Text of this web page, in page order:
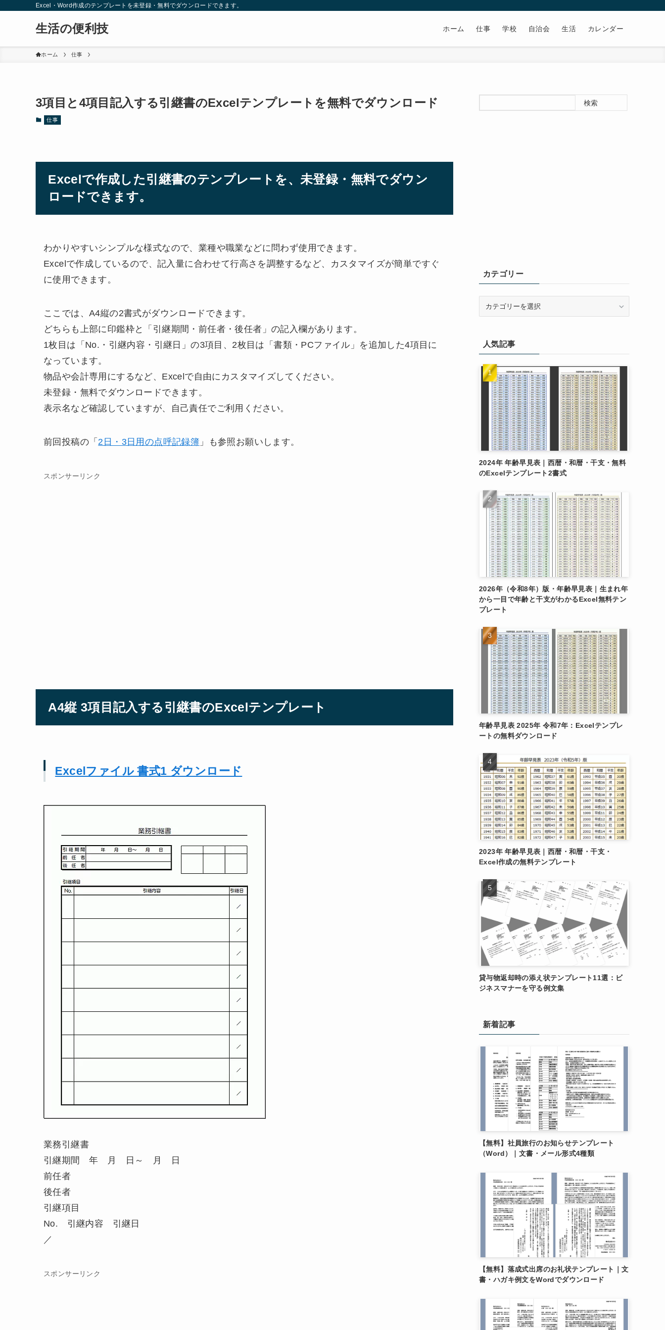
Excel・Word作成のテンプレートを未登録・無料でダウンロードできます。
生活の便利技 ホーム 仕事 学校 自治会 生活 カレンダー
ホーム 仕事
3項目と4項目記入する引継書のExcelテンプレートを無料でダウンロード
仕事
Excelで作成した引継書のテンプレートを、未登録・無料でダウン
ロードできます。
わかりやすいシンプルな様式なので、業種や職業などに問わず使用できます。
Excelで作成しているので、記入量に合わせて行高さを調整するなど、カスタマイズが簡単ですぐ
に使用できます。
ここでは、A4縦の2書式がダウンロードできます。
どちらも上部に印鑑枠と「引継期間・前任者・後任者」の記入欄があります。
1枚目は「No.・引継内容・引継日」の3項目、2枚目は「書類・PCファイル」を追加した4項目に
なっています。
物品や会計専用にするなど、Excelで自由にカスタマイズしてください。
未登録・無料でダウンロードできます。
表示名など確認していますが、自己責任でご利用ください。
前回投稿の「 2日・3日用の点呼記録簿 」も参照お願いします。
スポンサーリンク
A4縦 3項目記入する引継書のExcelテンプレート
Excelファイル 書式1 ダウンロード
業務引継書
引継期間 年 月 日～ 月 日
前任者
後任者
引継項目
No. 引継内容 引継日
／
スポンサーリンク
検索
カテゴリー
ー人気記事
2024年 年齢早見表｜西暦・和暦・干支・無料
のExcelテンプレート2書式
2026年（令和8年）版・年齢早見表｜生まれ年
から一目で年齢と干支がわかるExcel無料テン
プレート
年齢早見表 2025年 令和7年：Excelテンプレ
ートの無料ダウンロード
2023年 年齢早見表｜西暦・和暦・干支・
Excel作成の無料テンプレート
貸与物返却時の添え状テンプレート11選：ビ
ジネスマナーを守る例文集
新着記事
【無料】社員旅行のお知らせテンプレート
（Word）｜文書・メール形式4種類
【無料】落成式出席のお礼状テンプレート｜文
書・ハガキ例文をWordでダウンロード